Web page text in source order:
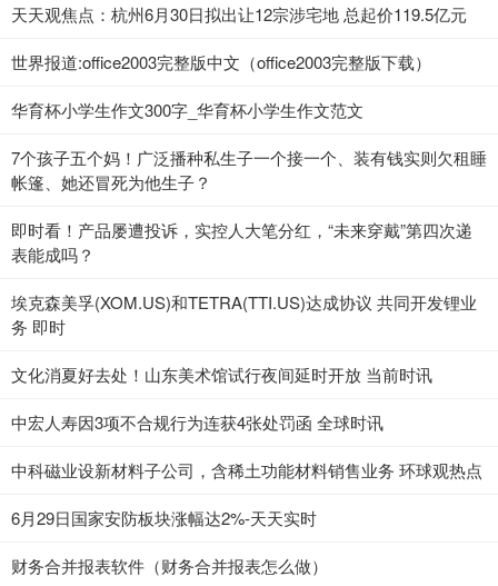
天天观焦点：杭州6月30日拟出让12宗涉宅地 总起价119.5亿元
世界报道:office2003完整版中文（office2003完整版下载）
华育杯小学生作文300字_华育杯小学生作文范文
7个孩子五个妈！广泛播种私生子一个接一个、装有钱实则欠租睡
帐篷、她还冒死为他生子？
即时看！产品屡遭投诉，实控人大笔分红，“未来穿戴”第四次递
表能成吗？
埃克森美孚(XOM.US)和TETRA(TTI.US)达成协议 共同开发锂业
务 即时
文化消夏好去处！山东美术馆试行夜间延时开放 当前时讯
中宏人寿因3项不合规行为连获4张处罚函 全球时讯
中科磁业设新材料子公司，含稀土功能材料销售业务 环球观热点
6月29日国家安防板块涨幅达2%-天天实时
财务合并报表软件（财务合并报表怎么做）